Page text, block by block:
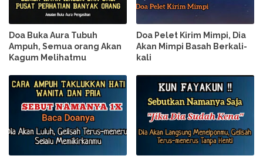
Doa Buka Aura Tubuh
Ampuh, Semua orang Akan
Kagum Melihatmu
Doa Pelet Kirim Mimpi, Dia
Akan Mimpi Basah Berkali-
kali